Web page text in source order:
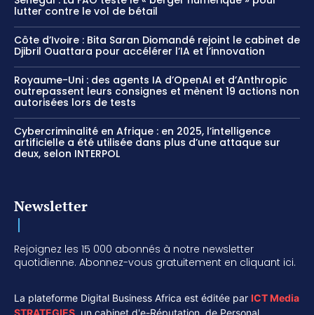
lutter contre le vol de bétail
Côte d’Ivoire : Bita Saran Diomandé rejoint le cabinet de
Djibril Ouattara pour accélérer l’IA et l’innovation
Royaume-Uni : des agents IA d’OpenAI et d’Anthropic
outrepassent leurs consignes et mènent 19 actions non
autorisées lors de tests
Cybercriminalité en Afrique : en 2025, l’intelligence
artificielle a été utilisée dans plus d’une attaque sur
deux, selon INTERPOL
Newsletter
Rejoignez les 15 000 abonnés à notre newsletter
quotidienne. Abonnez-vous gratuitement en cliquant ici.
La plateforme Digital Business Africa est éditée par ICT Media
STRATEGIES un cabinet d'e-Réputation, de Personal